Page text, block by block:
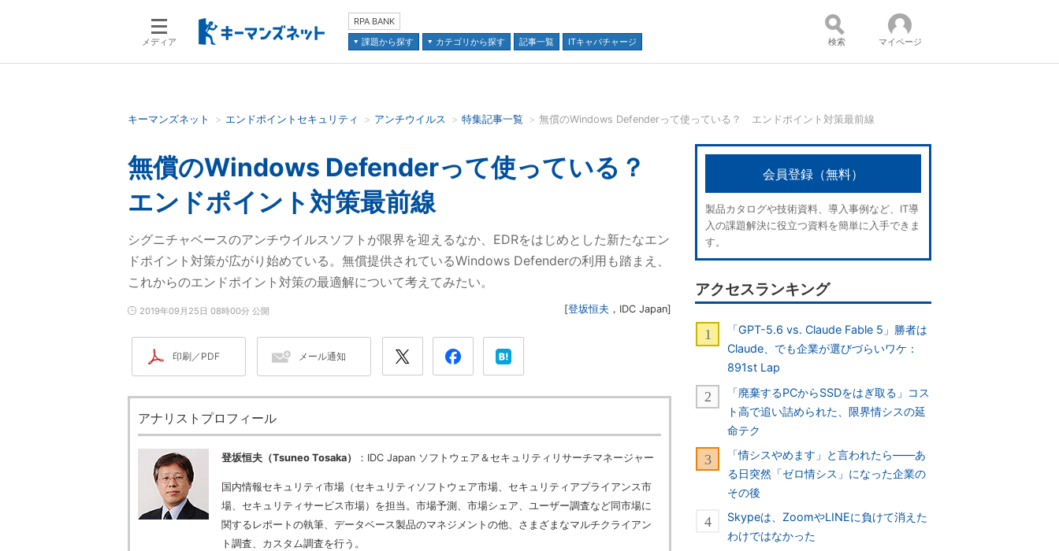
メディア
RPA BANK
課題から探す
カテゴリから探す 記事一覧 ITキャパチャージ
検索語を入力してください コンテンツ：
並び順：
検索 マイページ
キーマンズネット エンドポイントセキュリティ アンチウイルス 特集記事一覧 無償のWindows Defenderって使っている？ エンドポイント対策最前線
無償のWindows Defenderって使っている？
エンドポイント対策最前線
シグニチャベースのアンチウイルスソフトが限界を迎えるなか、EDRをはじめとした新たなエン
ドポイント対策が広がり始めている。無償提供されているWindows Defenderの利用も踏まえ、
これからのエンドポイント対策の最適解について考えてみたい。
2019年09月25日 08時00分 公開 [登坂恒夫 ， IDC Japan]
印刷／PDF メール通知
アナリストプロフィール
登坂恒夫（Tsuneo Tosaka） ：IDC Japan ソフトウェア＆セキュリティリサーチマネージャー
国内情報セキュリティ市場（セキュリティソフトウェア市場、セキュリティアプライアンス市
場、セキュリティサービス市場）を担当。市場予測、市場シェア、ユーザー調査など同市場に
関するレポートの執筆、データベース製品のマネジメントの他、さまざまなマルチクライアン
ト調査、カスタム調査を行う。
会員登録（無料）
製品カタログや技術資料、導入事例など、IT導
入の課題解決に役立つ資料を簡単に入手できま
す。
アクセスランキング
「GPT-5.6 vs. Claude Fable 5」勝者は
Claude、でも企業が選びづらいワケ：
891st Lap
「廃棄するPCからSSDをはぎ取る」コス
ト高で追い詰められた、限界情シスの延
命テク
「情シスやめます」と言われたら――あ
る日突然「ゼロ情シス」になった企業の
その後
Skypeは、ZoomやLINEに負けて消えた
わけではなかった